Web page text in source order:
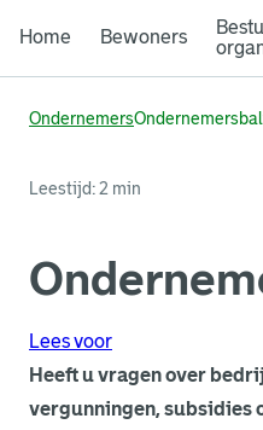
Home Bewoners
Ondernemers
Leestijd: 2 min
Lees voor
Heeft u vragen over
vergunningen, subsidies